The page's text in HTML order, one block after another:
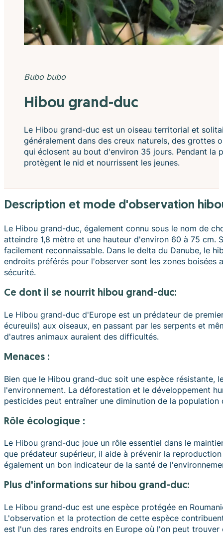
Hibou grand-duc
Le Hibou grand-duc est un oiseau territorial et
généralement dans des creux naturels, des
qui éclosent au bout d'environ 35 jours. Pendant la
protègent le nid et nourrissent les jeunes.
Bubo bubo
description et mode d'observation
Le Hibou grand-duc, également connu sous le nom de
atteindre 1,8 mètre et une hauteur d'environ 60 à 75 cm.
facilement reconnaissable. Dans le delta du Danube, le
endroits préférés pour l'observer sont les zones boisées
sécurité.
ce dont il se nourrit hibou grand-duc:
Le Hibou grand-duc d'Europe est un prédateur de
écureuils) aux oiseaux, en passant par les serpents et
d'autres animaux auraient des difficultés.
Menaces :
Bien que le Hibou grand-duc soit une espèce
l'environnement. La déforestation et le développement
pesticides peut entraîner une diminution de la
Rôle écologique :
Le Hibou grand-duc joue un rôle essentiel dans le
que prédateur supérieur, il aide à prévenir la
également un bon indicateur de la santé de
plus d'informations sur hibou grand-duc:
Le Hibou grand-duc est une espèce protégée en
L'observation et la protection de cette espèce
est l'un des rares endroits en Europe où l'on peut